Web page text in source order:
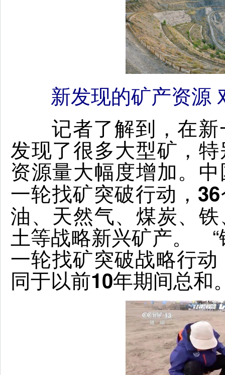
新发现的矿产资源
记者了解到，在新
发现了很多大型矿，
资源量大幅度增加。
一轮找矿突破行动，
油、天然气、煤炭、
土等战略新兴矿产。 “
一轮找矿突破战略行
同于以前10年期间总和